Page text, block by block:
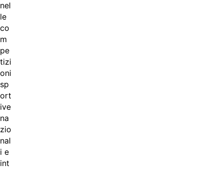
nel
le
co
m
pe
tizi
oni
sp
ort
ive
na
zio
nal
i e
int